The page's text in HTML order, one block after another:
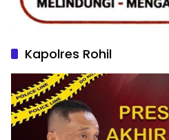
Kapolres Rohil